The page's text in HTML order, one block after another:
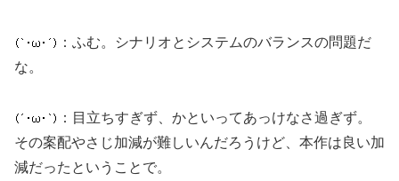
：ふむ。シナリオとシステムのバランスの問題だ
な。
：目立ちすぎず、かといってあっけなさ過ぎず。
その案配やさじ加減が難しいんだろうけど、本作は良い加
減だったということで。